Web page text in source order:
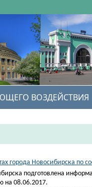
ВОЗДЕЙСТВИЯ
города Новосибирска по
подготовлена
на 08.06.2017.